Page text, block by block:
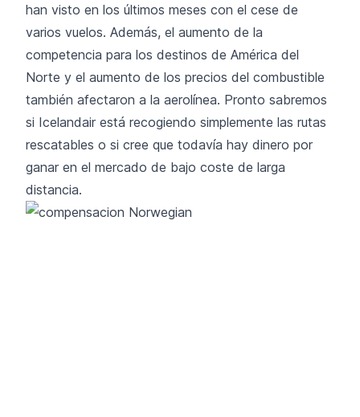
han visto en los últimos meses con el cese de
varios vuelos. Además, el aumento de la
competencia para los destinos de América del
Norte y el aumento de los precios del combustible
también afectaron a la aerolínea. Pronto sabremos
si Icelandair está recogiendo simplemente las rutas
rescatables o si cree que todavía hay dinero por
ganar en el mercado de bajo coste de larga
distancia.